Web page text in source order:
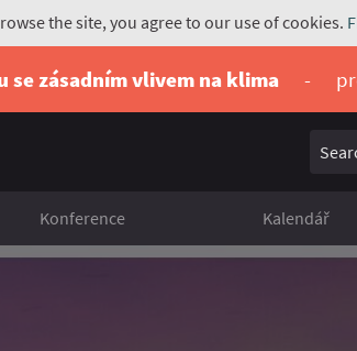
the site, you agree to our use of cookies.
zásadním vlivem na klima -
Search
Konference Kalendář